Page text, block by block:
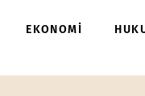
EKONOMİ